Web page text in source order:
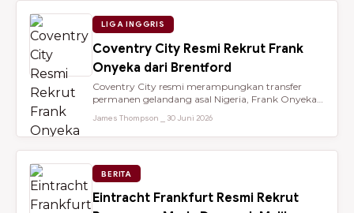
LIGA INGGRIS
Coventry City Resmi Rekrut Frank
Onyeka dari Brentford
Coventry City resmi merampungkan transfer
permanen gelandang asal Nigeria, Frank Onyeka,
James Thompson ⎯ 30 Juni 2026
BERITA
Eintracht Frankfurt Resmi Rekrut